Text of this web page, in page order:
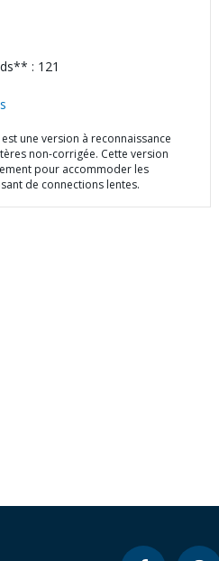
: 121
une version à reconnaissance
non-corrigée. Cette version
pour accommoder les
de connections lentes.